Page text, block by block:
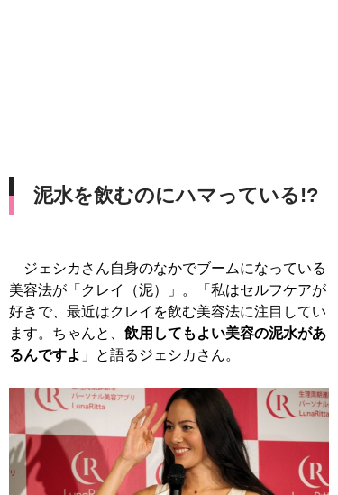
泥水を飲むのにハマっている!?
ジェシカさん自身のなかでブームになっている
美容法が「クレイ（泥）」。「私はセルフケアが
好きで、最近はクレイを飲む美容法に注目してい
ます。ちゃんと、 飲用してもよい美容の泥水があ
るんですよ 」と語るジェシカさん。